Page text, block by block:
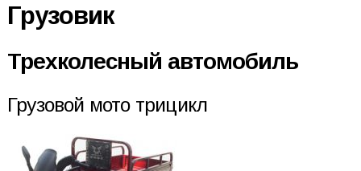
Грузовик
Трехколесный автомобиль
Грузовой мото трицикл